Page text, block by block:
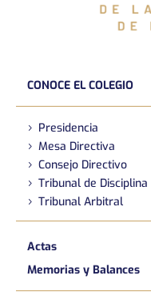
CONOCE EL COLEGIO
Presidencia
Mesa Directiva
Consejo Directivo
Tribunal de Disciplina
Tribunal Arbitral
Actas
Memorias y Balances